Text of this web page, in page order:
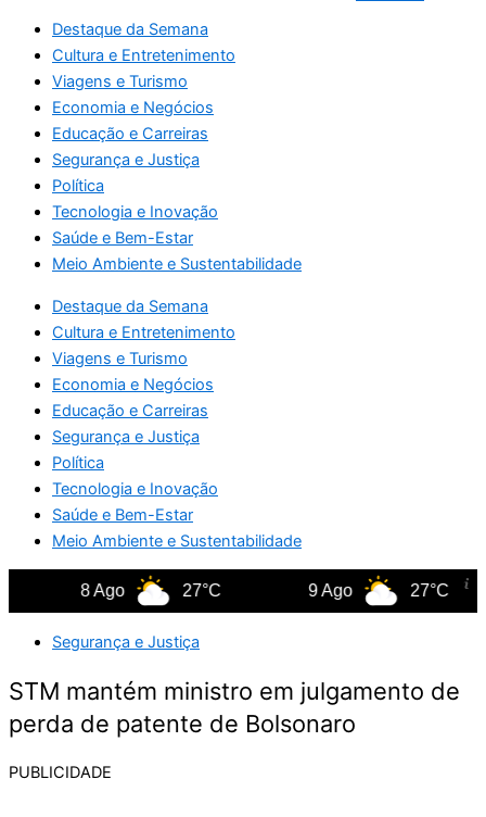
Destaque da Semana
Cultura e Entretenimento
Viagens e Turismo
Economia e Negócios
Educação e Carreiras
Segurança e Justiça
Política
Tecnologia e Inovação
Saúde e Bem-Estar
Meio Ambiente e Sustentabilidade
Destaque da Semana
Cultura e Entretenimento
Viagens e Turismo
Economia e Negócios
Educação e Carreiras
Segurança e Justiça
Política
Tecnologia e Inovação
Saúde e Bem-Estar
Meio Ambiente e Sustentabilidade
8 Ago 27°C 9 Ago 27°C
Segurança e Justiça
STM mantém ministro em julgamento de
perda de patente de Bolsonaro
PUBLICIDADE